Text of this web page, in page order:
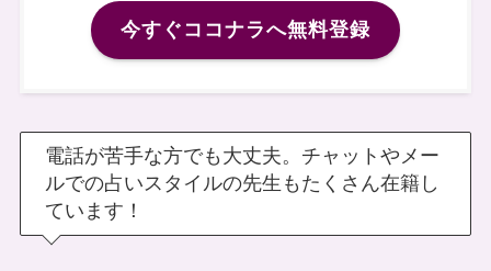
今すぐココナラへ無料登録
電話が苦手な方でも大丈夫。チャットやメー
ルでの占いスタイルの先生もたくさん在籍し
ています！